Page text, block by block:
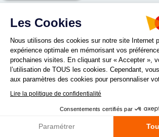
REF. D14568 Voir/cacher les
(capteur PIR). Possibilité de connecter à un
fonction MASTER ref D14598 : maximum 4
Les Cookies
Nous utilisons des cookies sur notre site Internet
expérience optimale en mémorisant vos
prochaines visites. En cliquant sur « Accepter »,
l’utilisation de TOUS les cookies. Cependant,
aux paramètres des cookies pour personnaliser
Lire la politique de confidentialité
Consentements certifiés par
Paramétrer